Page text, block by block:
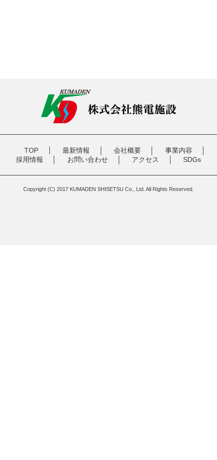
TOP 最新情報 会社概要
事業内容
採用情報
お問い合わせ アクセス SDGs
Copyright (C) 2017 KUMADEN SHISETSU Co., Ltd. All Rights Reserved.